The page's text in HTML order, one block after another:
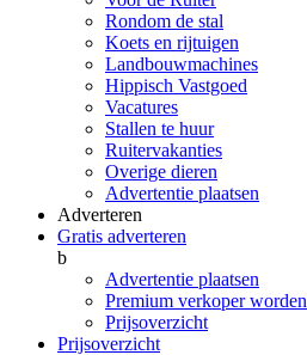
Rondom de stal
Koets en rijtuigen
Landbouwmachines
Hippisch Vastgoed
Vacatures
Stallen te huur
Ruitervakanties
Overige dieren
Advertentie plaatsen
Adverteren
Gratis adverteren
b
Advertentie plaatsen
Premium verkoper worden
Prijsoverzicht
Prijsoverzicht